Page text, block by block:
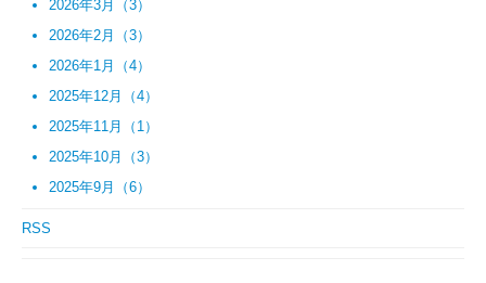
2026年3月（3）
2026年2月（3）
2026年1月（4）
2025年12月（4）
2025年11月（1）
2025年10月（3）
2025年9月（6）
RSS